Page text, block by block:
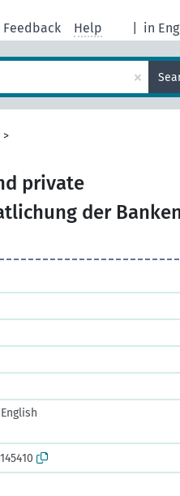
in
Feedback Help
×
>
private
der
English